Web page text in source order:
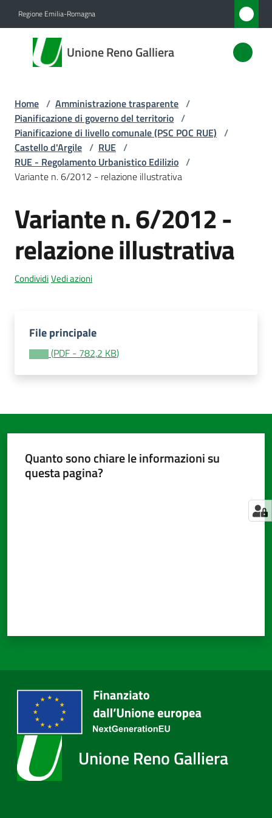
Regione Emilia-Romagna
Unione Reno Galliera
Unione
Reno
Amministrazione
Menu selezionato
Novità
Vivere
l'Unione
trasparente
Menu selezionato
Seguici
Home / Amministrazione trasparente /
Pianificazione di governo del territorio /
Pianificazione di livello comunale (PSC POC RUE) /
Castello d'Argile / RUE /
RUE - Regolamento Urbanistico Edilizio /
Variante n. 6/2012 - relazione illustrativa
Variante n. 6/2012 -
relazione illustrativa
CondividiVedi azioni
File principale
(PDF - 782,2 KB)
Quanto sono chiare le informazioni su
questa pagina?
Unione Reno Galliera